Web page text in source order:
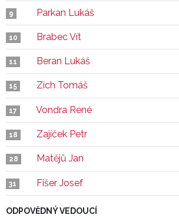
9 Parkan Lukáš
10 Brabec Vít
11 Beran Lukáš
15 Zich Tomáš
17 Vondra René
18 Zajíček Petr
28 Matějů Jan
31 Fišer Josef
ODPOVĚDNÝ VEDOUCÍ